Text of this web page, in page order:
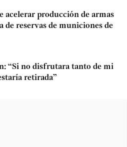
acelerar producción de armas
de reservas de municiones de
“Si no disfrutara tanto de mi
retirada”